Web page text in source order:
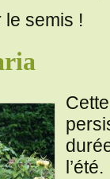
le semis !
l’été.